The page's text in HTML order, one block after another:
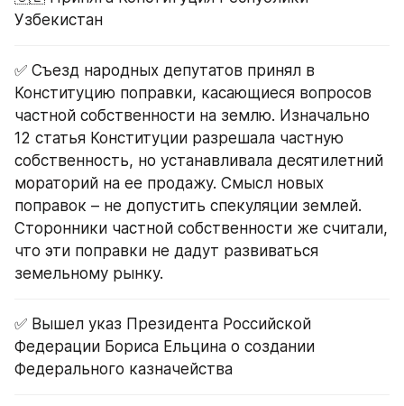
Узбекистан
✅ Съезд народных депутатов принял в
Конституцию поправки, касающиеся вопросов
частной собственности на землю. Изначально
12 статья Конституции разрешала частную
собственность, но устанавливала десятилетний
мораторий на ее продажу. Смысл новых
поправок – не допустить спекуляции землей.
Сторонники частной собственности же считали,
что эти поправки не дадут развиваться
земельному рынку.
✅ Вышел указ Президента Российской
Федерации Бориса Ельцина о создании
Федерального казначейства